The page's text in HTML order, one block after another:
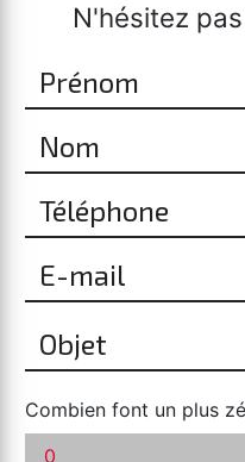
N'hésitez
Combien font un plus